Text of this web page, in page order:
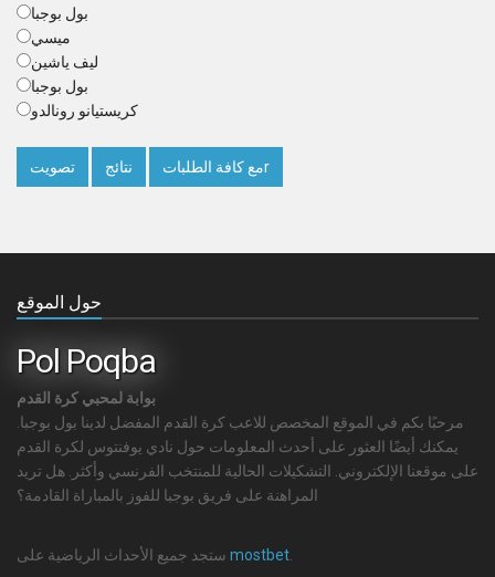
بول بوجبا
ميسي
ليف ياشين
بول بوجبا
كريستيانو رونالدو
تصويت نتائج مع كافة الطلباتr
حول الموقع
Pol Poqba
بوابة لمحبي كرة القدم
مرحبًا بكم في الموقع المخصص للاعب كرة القدم المفضل لدينا بول بوجبا.
يمكنك أيضًا العثور على أحدث المعلومات حول نادي يوفنتوس لكرة القدم
على موقعنا الإلكتروني. التشكيلات الحالية للمنتخب الفرنسي وأكثر. هل تريد
المراهنة على فريق بوجبا للفوز بالمباراة القادمة؟
mostbet